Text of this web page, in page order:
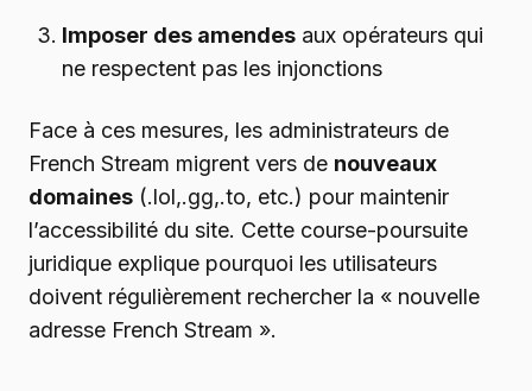
Imposer des amendes aux opérateurs qui
ne respectent pas les injonctions
Face à ces mesures, les administrateurs de
French Stream migrent vers de nouveaux
domaines (.lol,.gg,.to, etc.) pour maintenir
l’accessibilité du site. Cette course-poursuite
juridique explique pourquoi les utilisateurs
doivent régulièrement rechercher la « nouvelle
adresse French Stream ».